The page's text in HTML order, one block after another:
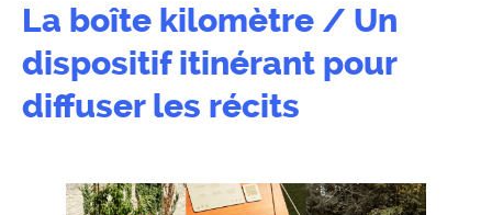
La boîte kilomètre / Un
dispositif itinérant pour
diffuser les récits